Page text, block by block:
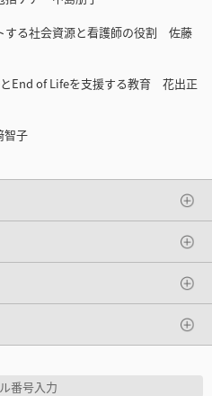
する社会資源と看護師の役割 佐藤
End of Lifeを支援する教育 花出正
智子
番号入力